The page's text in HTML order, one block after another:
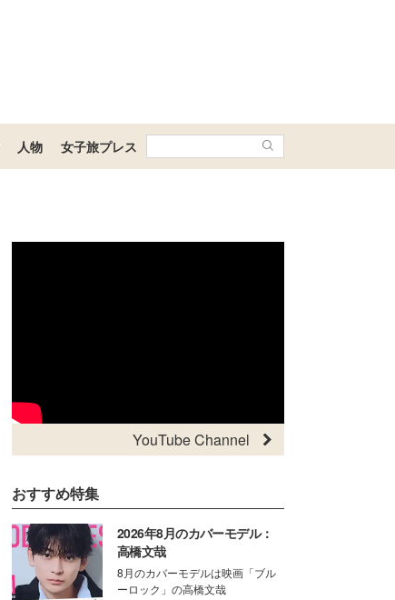
人物 女子旅プレス
YouTube Channel
おすすめ特集
2026年8月のカバーモデル：
高橋文哉
8月のカバーモデルは映画「ブル
ーロック」の高橋文哉